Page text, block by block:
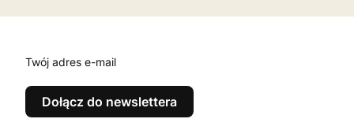
Twój adres e-mail
Dołącz do newslettera